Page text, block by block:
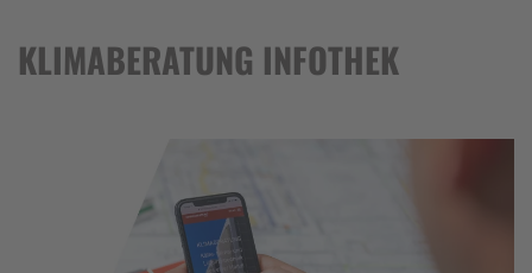
KLIMABERATUNG INFOTHEK